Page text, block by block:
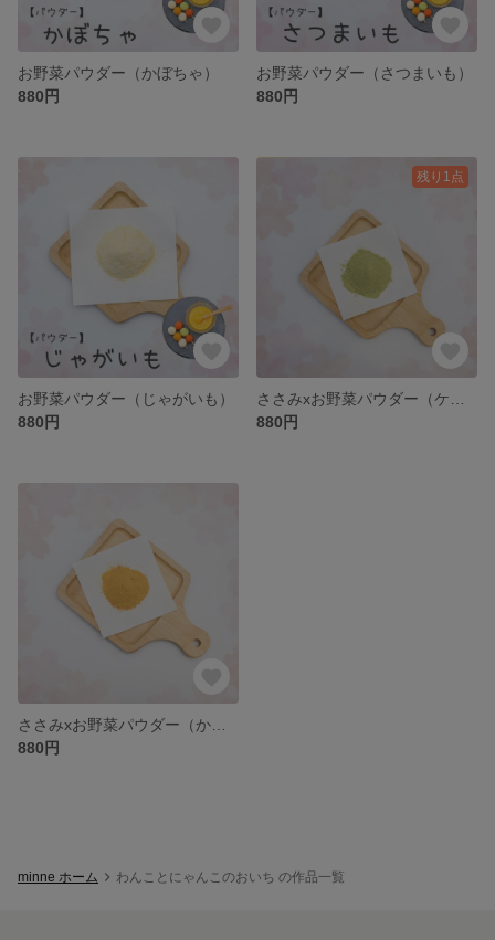
お野菜パウダー（かぼちゃ）
880円
お野菜パウダー（さつまいも）
880円
お野菜パウダー（じゃがいも）
880円
残り1点
880円
880円
minne ホーム わんことにゃんこのおいち の作品一覧